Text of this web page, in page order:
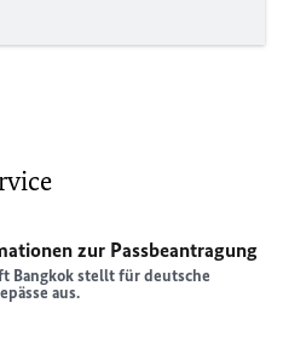
zur Passbeantragung
Bangkok stellt für deutsche
aus.